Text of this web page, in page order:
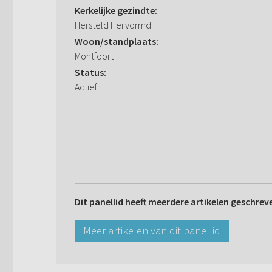
Kerkelijke gezindte:
Hersteld Hervormd
Woon/standplaats:
Montfoort
Status:
Actief
Dit panellid heeft meerdere artikelen
Meer artikelen van dit panellid